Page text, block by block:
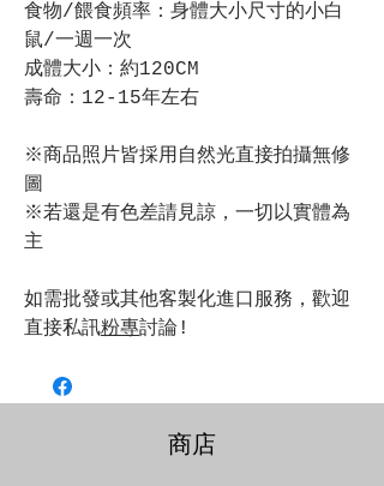
食物/餵食頻率：身體大小尺寸的小白
鼠/一週一次
成體大小：約120CM
壽命：12-15年左右
※商品照片皆採用自然光直接拍攝無修
圖
※若還是有色差請見諒，一切以實體為
主
如需批發或其他客製化進口服務，歡迎
直接私訊粉專討論!
商店